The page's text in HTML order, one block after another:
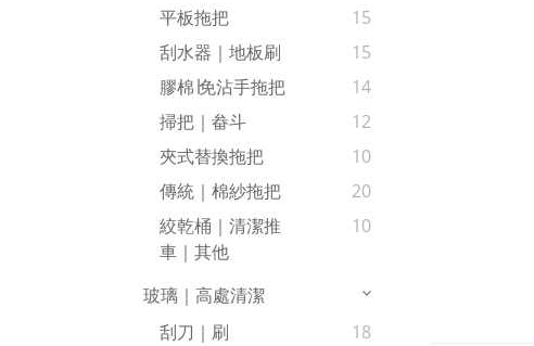
平板拖把
15
刮水器｜地板刷
15
膠棉∣免沾手拖把
14
掃把｜畚斗
12
夾式替換拖把
10
傳統｜棉紗拖把
20
絞乾桶｜清潔推
車｜其他
10
玻璃｜高處清潔
刮刀｜刷
18